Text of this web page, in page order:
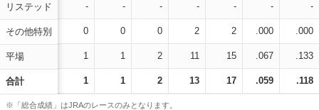
リステッド
その他特別
平場
合計
- - - - - - -
0 0 0 2 2 .000 .000
1 1 2 11 15 .067 .133
1 1 2 13 17 .059 .118
※「総合成績」はJRAのレースのみとなります。